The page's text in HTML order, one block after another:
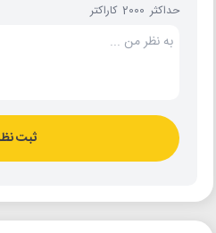
حداکثر 2000 کاراکتر
ثبت